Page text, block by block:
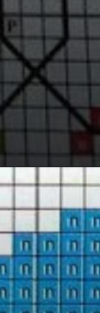
https://bordadosdalea.com.br/pipas-em-ponto-cruz-belos-graficos-para-se-inspirar/